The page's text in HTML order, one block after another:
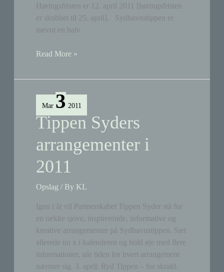
Høringsfristen er 12. april 2011 [høringsfristen
er skubbet til 25. april]. Sydhavnstippen er
nævnt en halv
Strategi
biologisk
(høring)
Read More »
Mar 3 2011
Tippen Syders
arrangementer i
2011
Opslag / By KL
Igen i år vil Partnerskabet Tippen Syder stå for
en række sjove, inspirerende, informative og
kreative arrangementer på Sydhavnstippen. Sæt
allerede nu x i kalenderen og hold øje med flere
informationer, når tiden for hvert arrangement
nærmer sig. 3. april: Ryd Tippen – for skrald.